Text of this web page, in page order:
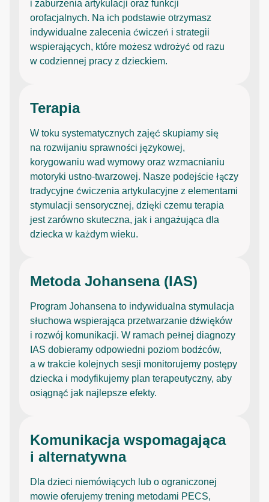
i zaburzenia artykulacji oraz funkcji
orofacjalnych. Na ich podstawie otrzymasz
indywidualne zalecenia ćwiczeń i strategii
wspierających, które możesz wdrożyć od razu
w codziennej pracy z dzieckiem.
Terapia
W toku systematycznych zajęć skupiamy się
na rozwijaniu sprawności językowej,
korygowaniu wad wymowy oraz wzmacnianiu
motoryki ustno-twarzowej. Nasze podejście łączy
tradycyjne ćwiczenia artykulacyjne z elementami
stymulacji sensorycznej, dzięki czemu terapia
jest zarówno skuteczna, jak i angażująca dla
dziecka w każdym wieku.
Metoda Johansena (IAS)
Program Johansena to indywidualna stymulacja
słuchowa wspierająca przetwarzanie dźwięków
i rozwój komunikacji. W ramach pełnej diagnozy
IAS dobieramy odpowiedni poziom bodźców,
a w trakcie kolejnych sesji monitorujemy postępy
dziecka i modyfikujemy plan terapeutyczny, aby
osiągnąć jak najlepsze efekty.
Komunikacja wspomagająca
i alternatywna
Dla dzieci niemówiących lub o ograniczonej
mowie oferujemy trening metodami PECS,